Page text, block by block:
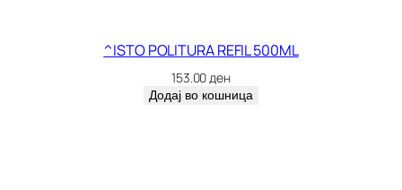
^ISTO POLITURA REFIL 500ML
153.00ден
Додај во кошница